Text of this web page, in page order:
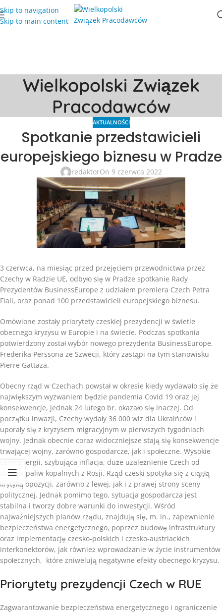
Skip to navigation
Skip to main content
Wielkopolski Związek
Pracodawców
AKTUALNOŚCI
Spotkanie przedstawicieli
europejskiego biznesu w Pradze
redaktorOn 9 czerwca 2022
3 czerwca, na miesiąc przed przejęciem przewodnictwa przez
Czechy w Radzie UE, odbyło się w Pradze spotkanie Rady
Prezydentów BusinessEurope z udziałem premiera Czech Petra
Fiali, oraz ponad 100 przedstawicieli europejskiego biznesu.
Omówione zostały priorytety czeskiej prezydencji w świetle
obecnego kryzysu w Europie i na świecie. Podczas spotkania
potwierdzony został wybór nowego prezydenta BusinessEurope,
Frederika Perssona ze Szwecji, który zastąpi na tym stanowisku
Pierre Gattaza.
Obecny rząd w Czechach powstał w okresie kiedy wydawało się że
największym wyzwaniem będzie pandemia Covid 19 oraz jej
konsekwencje, jednak 24 lutego br. okazało się inaczej. Od
początku inwazji, Czechy wydały 36 000 wiz dla Ukraińców i
uporały się z kryzysem migracyjnym w pierwszych tygodniach
wojny. Jednak obecnie coraz widoczniejsze stają się konsekwencje
trwającej wojny, zarówno gospodarcze, jak i społeczne. Wysokie
ceny energii, szybująca inflacja, duże uzależnienie Czech od
dostaw paliw kopalnych z Rosji. Rząd czeski spotyka się z ciągłą
krytyką opozycji, zarówno z lewej, jak i z prawej strony sceny
politycznej. Jednak pomimo tego, sytuacja gospodarcza jest
stabilna i tworzy dobre warunki do inwestycji. Wśród
najważniejszych planów rządu, znajdują się, m. in., zapewnienie
bezpieczeństwa energetycznego, poprzez budowę infrastruktury
oraz implementację czesko-polskich i czesko-austriackich
interkonektorów, jak również wprowadzanie w życie instrumentów
społecznych, które zniwelują negatywne efekty obecnego kryzysu.
Priorytety prezydencji Czech w RUE
Zagwarantowanie bezpieczeństwa energetycznego i ograniczenie